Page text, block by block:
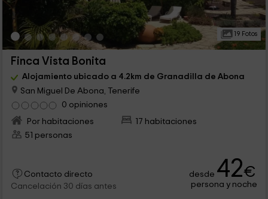
19 Fotos
Finca Vista Bonita
Alojamiento ubicado a 4.2km de Granadilla de Abona
San Miguel De Abona, Tenerife
0 opiniones
Por habitaciones
17 habitaciones
51 personas
Contacto directo
Cancelación 30 días antes
desde 42€
persona y noche